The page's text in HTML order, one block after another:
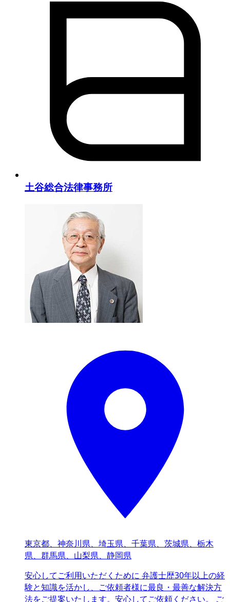
土谷総合法律事務所
東京都、神奈川県、埼玉県、千葉県、茨城県、栃木
県、群馬県、山梨県、静岡県
安心してご利用いただくために 弁護士歴30年以上の経
験と知識を活かし、ご依頼者様に最良・最善な解決方
法をご提案いたします。安心してご依頼ください。 ご